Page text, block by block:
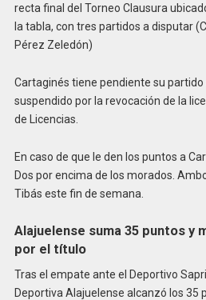
recta final del Torneo Clausura
la tabla, con tres partidos a disputar
Pérez Zeledón)
Cartaginés tiene pendiente su partido
suspendido por la revocación de la
de Licencias.
En caso de que le den los puntos a
Dos por encima de los morados.
Tibás este fin de semana.
Alajuelense suma 35 puntos y
por el título
Tras el empate ante el Deportivo
Deportiva Alajuelense alcanzó los 35